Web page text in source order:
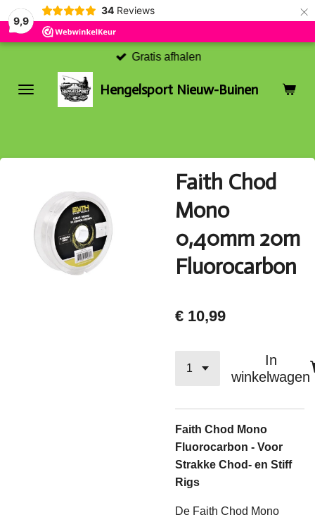
9,9
34 Reviews ×
Hengelsport Nieuw-Buinen
Gratis afhalen
Faith Chod
Mono
0,40mm 20m
Fluorocarbon
€ 10,99
In
winkelwagen
Faith Chod Mono
Fluorocarbon - Voor
Strakke Chod- en Stiff
Rigs
De Faith Chod Mono